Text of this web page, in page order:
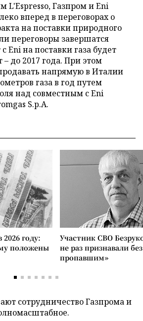
L'Espresso, Газпром и Eni
вперед в переговорах о
на поставки природного
переговоры завершатся
Eni на поставки газа будет
– до 2017 года. При этом
напрямую в Италии
газа в год путем
над совместным с Eni
S.p.A.
году:
положены
Участник СВО
не раз признавали
пропавшим»
сотрудничество Газпрома и